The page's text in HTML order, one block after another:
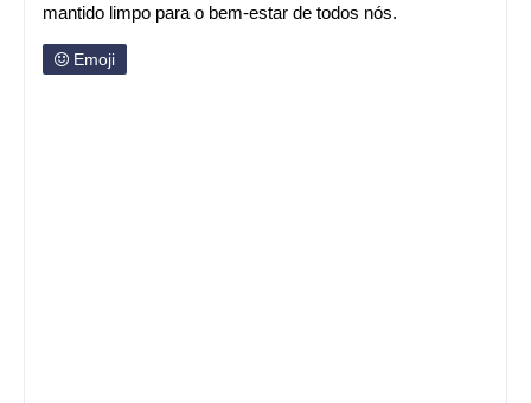
mantido limpo para o bem-estar de todos nós.
Emoji